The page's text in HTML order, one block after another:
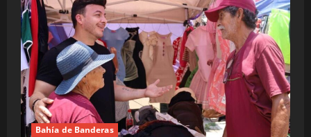
Bahía de Banderas